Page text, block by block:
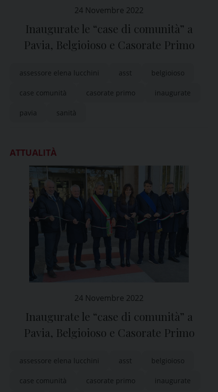
24 Novembre 2022
Inaugurate le “case di comunità” a
Pavia, Belgioioso e Casorate Primo
assessore elena lucchini asst belgioioso
case comunità casorate primo inaugurate
pavia sanità
ATTUALITÀ
24 Novembre 2022
Inaugurate le “case di comunità” a
Pavia, Belgioioso e Casorate Primo
assessore elena lucchini asst belgioioso
case comunità casorate primo inaugurate